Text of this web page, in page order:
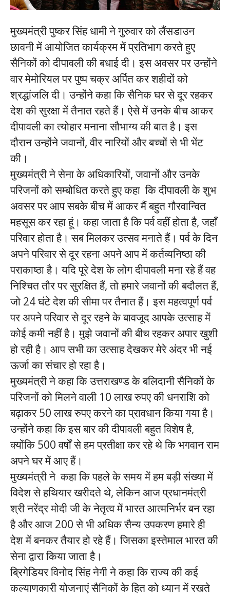
मुख्यमंत्री पुष्कर सिंह धामी ने गुरुवार को लैंसडाउन
छावनी में आयोजित कार्यक्रम में प्रतिभाग करते हुए
सैनिकों को दीपावली की बधाई दी। इस अवसर पर उन्होंने
वार मेमोरियल पर पुष्प चक्र अर्पित कर शहीदों को
श्रद्धांजलि दी। उन्होंने कहा कि सैनिक घर से दूर रहकर
देश की सुरक्षा में तैनात रहते हैं। ऐसे में उनके बीच आकर
दीपावली का त्योहार मनाना सौभाग्य की बात है। इस
दौरान उन्होंने जवानों, वीर नारियों और बच्चों से भी भेंट
की।
मुख्यमंत्री ने सेना के अधिकारियों, जवानों और उनके
परिजनों को सम्बोधित करते हुए कहा कि दीपावली के शुभ
अवसर पर आप सबके बीच में आकर मैं बहुत गौरवान्वित
महसूस कर रहा हूं। कहा जाता है कि पर्व वहीं होता है, जहाँ
परिवार होता है। सब मिलकर उत्सव मनाते हैं। पर्व के दिन
अपने परिवार से दूर रहना अपने आप में कर्तव्यनिष्ठा की
पराकाष्ठा है। यदि पूरे देश के लोग दीपावली मना रहे हैं वह
निश्चित तौर पर सुरक्षित हैं, तो हमारे जवानों की बदौलत हैं,
जो 24 घंटे देश की सीमा पर तैनात हैं। इस महत्वपूर्ण पर्व
पर अपने परिवार से दूर रहने के बावजूद आपके उत्साह में
कोई कमी नहीं है। मुझे जवानों की बीच रहकर अपार खुशी
हो रही है। आप सभी का उत्साह देखकर मेरे अंदर भी नई
ऊर्जा का संचार हो रहा है।
मुख्यमंत्री ने कहा कि उत्तराखण्ड के बलिदानी सैनिकों के
परिजनों को मिलने वाली 10 लाख रुपए की धनराशि को
बढ़ाकर 50 लाख रुपए करने का प्रावधान किया गया है।
उन्होंने कहा कि इस बार की दीपावली बहुत विशेष है,
क्योंकि 500 वर्षों से हम प्रतीक्षा कर रहे थे कि भगवान राम
अपने घर में आए हैं।
मुख्यमंत्री ने कहा कि पहले के समय में हम बड़ी संख्या में
विदेश से हथियार खरीदते थे, लेकिन आज प्रधानमंत्री
श्री नरेंद्र मोदी जी के नेतृत्व में भारत आत्मनिर्भर बन रहा
है और आज 200 से भी अधिक सैन्य उपकरण हमारे ही
देश में बनकर तैयार हो रहे हैं। जिसका इस्तेमाल भारत की
सेना द्वारा किया जाता है।
ब्रिगेडियर विनोद सिंह नेगी ने कहा कि राज्य की कई
कल्याणकारी योजनाएं सैनिकों के हित को ध्यान में रखते